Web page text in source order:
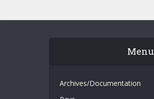
Menu
Archives/Documentation